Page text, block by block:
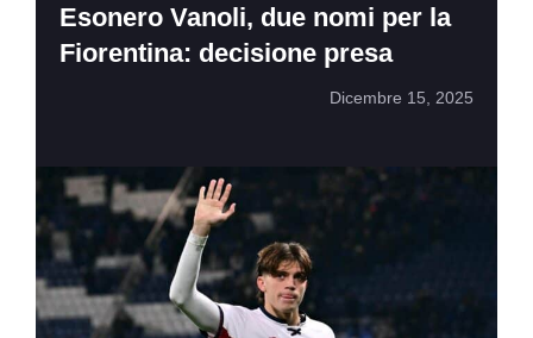
Esonero Vanoli, due nomi per la
Fiorentina: decisione presa
Dicembre 15, 2025